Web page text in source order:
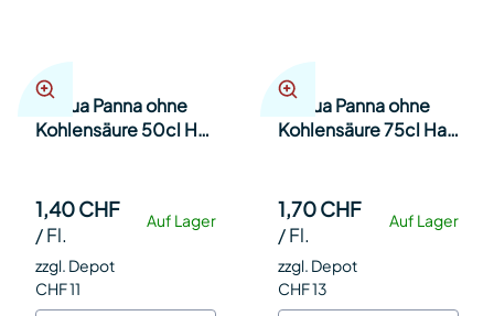
Acqua Panna ohne
Kohlensäure 50cl Har
Auf Lager
1,40 CHF
/Fl.
zzgl. Depot
CHF 11
Acqua Panna ohne
Kohlensäure 75cl Har
Auf Lager
1,70 CHF
/Fl.
zzgl. Depot
CHF 13